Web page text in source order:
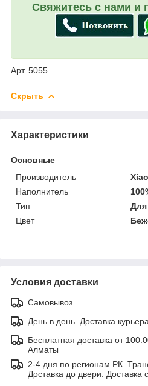
Свяжитесь с нами и
Арт. 5055
Скрыть
Характеристики
Основные
Производитель
Наполнитель
Тип
Для
Цвет
Условия доставки
Самовывоз
День в день. Доставка
Бесплатная доставка от
Алматы
2-4 дня по регионам РК.
Доставка до двери. Доставка